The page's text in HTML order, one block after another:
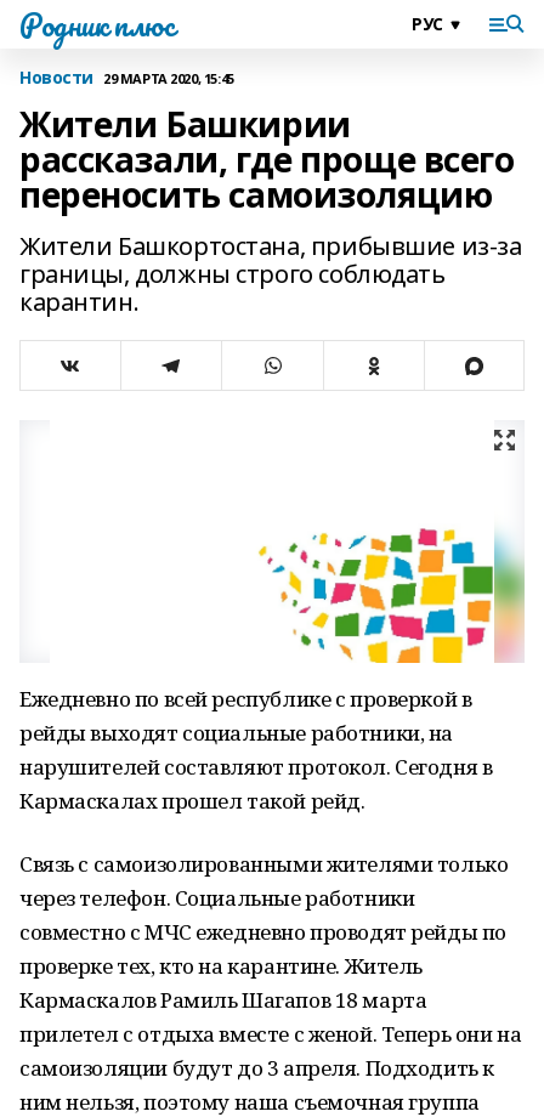
Родник плюс
Новости 29 МАРТА 2020, 15:45
Жители Башкирии
рассказали, где проще всего
переносить самоизоляцию
Жители Башкортостана, прибывшие из-за
границы, должны строго соблюдать
карантин.
Ежедневно по всей республике с проверкой в
рейды выходят социальные работники, на
нарушителей составляют протокол. Сегодня в
Кармаскалах прошел такой рейд.
Связь с самоизолированными жителями только
через телефон. Социальные работники
совместно с МЧС ежедневно проводят рейды по
проверке тех, кто на карантине. Житель
Кармаскалов Рамиль Шагапов 18 марта
прилетел с отдыха вместе с женой. Теперь они на
самоизоляции будут до 3 апреля. Подходить к
ним нельзя, поэтому наша съемочная группа